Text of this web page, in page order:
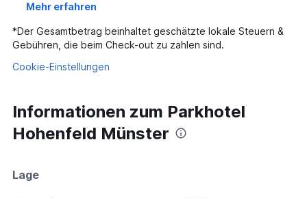
Mehr erfahren
*Der Gesamtbetrag beinhaltet geschätzte lokale Steuern &
Gebühren, die beim Check-out zu zahlen sind.
Cookie-Einstellungen
Informationen zum Parkhotel
Hohenfeld Münster
Lage